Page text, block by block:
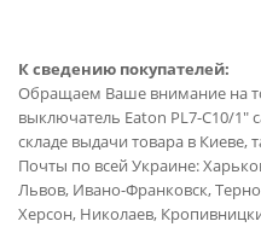
К сведению покупателей:
Обращаем Ваше внимание на
выключатель Eaton PL7-C10/
складе выдачи товара в
Почты по всей Украине:
Львов, Ивано-Франковск,
Херсон, Николаев,